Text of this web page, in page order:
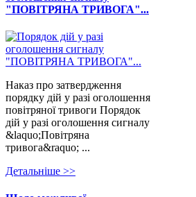
"ПОВІТРЯНА ТРИВОГА"...
Наказ про затвердження
порядку дій у разі оголошення
повітряної тривоги Порядок
дій у разі оголошення сигналу
&laquo;Повітряна
тривога&raquo; ...
Детальнiше >>